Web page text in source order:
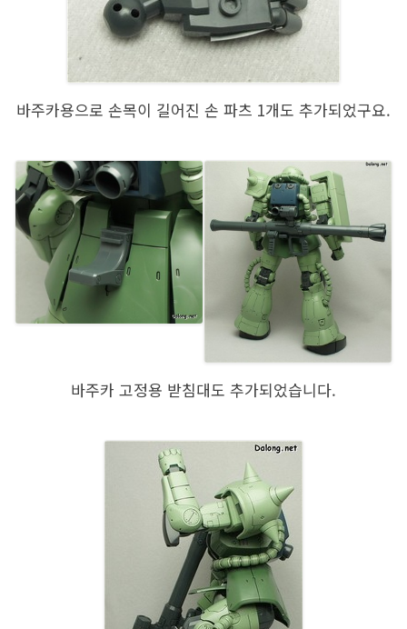
바주카용으로 손목이 길어진 손 파츠 1개도 추가되었구요.
바주카 고정용 받침대도 추가되었습니다.